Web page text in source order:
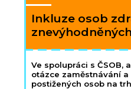
Inkluze osob
Ve spolupráci s ČSOB,
otázce zaměstnávání
postižených osob na